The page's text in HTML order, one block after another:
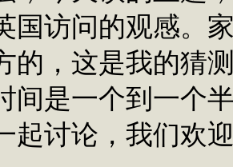
国访问的观感。
的，这是我的猜
间是一个到一个
起讨论，我们欢